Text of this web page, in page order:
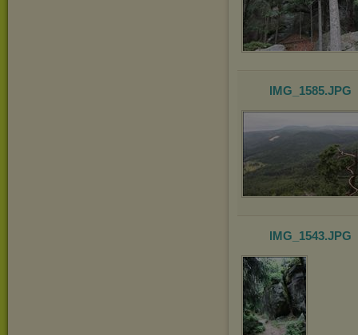
IMG_1585.JPG
IMG_1543.JPG